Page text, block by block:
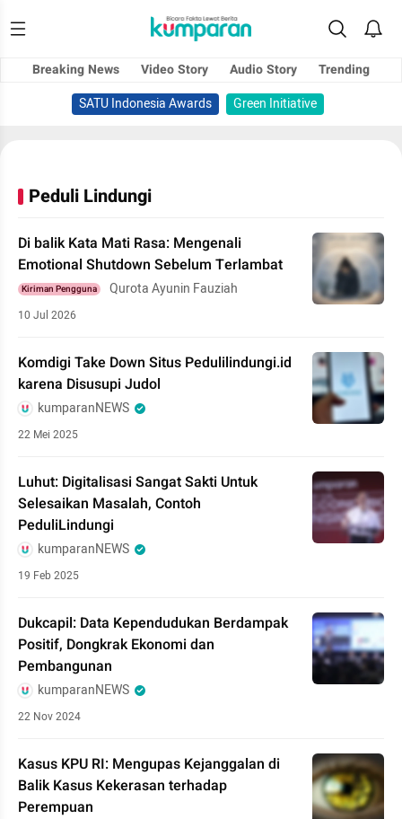
Breaking News Video Story Audio Story
Trending
SATU Indonesia Awards
Green Initiative
Peduli Lindungi
Di balik Kata Mati Rasa: Mengenali
Emotional Shutdown Sebelum Terlambat
Kiriman Pengguna Qurota Ayunin Fauziah
10 Jul 2026
Komdigi Take Down Situs Pedulilindungi.id
karena Disusupi Judol
kumparanNEWS
22 Mei 2025
Luhut: Digitalisasi Sangat Sakti Untuk
Selesaikan Masalah, Contoh
PeduliLindungi
kumparanNEWS
19 Feb 2025
Dukcapil: Data Kependudukan Berdampak
Positif, Dongkrak Ekonomi dan
Pembangunan
kumparanNEWS
22 Nov 2024
Kasus KPU RI: Mengupas Kejanggalan di
Balik Kasus Kekerasan terhadap
Perempuan